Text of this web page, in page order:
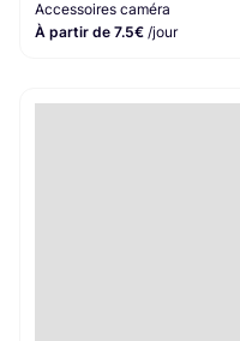
Accessoires caméra
À partir de 7.5€ /jour